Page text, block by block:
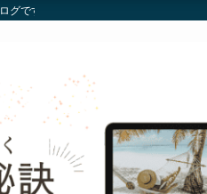
です。投資の基礎から最新トレン